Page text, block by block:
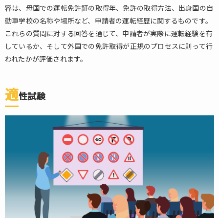
容は、母国での運転免許証の取得年、免許の取得方法、出身国の自
動車学校の名称や場所など、申請者の運転経歴に関するものです。
これらの質問に対する回答を通じて、申請者が実際に運転経験を有
しているか、そして外国での免許取得が正規のプロセスに則って行
われたかが評価されます。
適性試験